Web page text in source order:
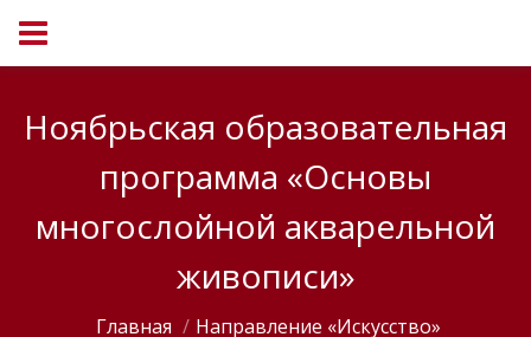
Ноябрьская образовательная
программа «Основы
многослойной акварельной
живописи»
Главная
Направление «Искусство»